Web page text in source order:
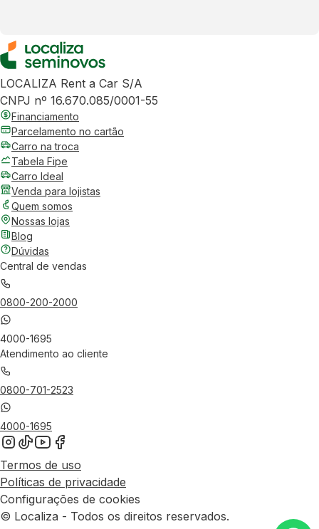
LOCALIZA Rent a Car S/A
CNPJ nº 16.670.085/0001-55
Financiamento
Parcelamento no cartão
Carro na troca
Tabela Fipe
Carro Ideal
Venda para lojistas
Quem somos
Nossas lojas
Blog
Dúvidas
Central de vendas
0800-200-2000
4000-1695
Atendimento ao cliente
0800-701-2523
4000-1695
Termos de uso
Políticas de privacidade
Configurações de cookies
© Localiza - Todos os direitos reservados.